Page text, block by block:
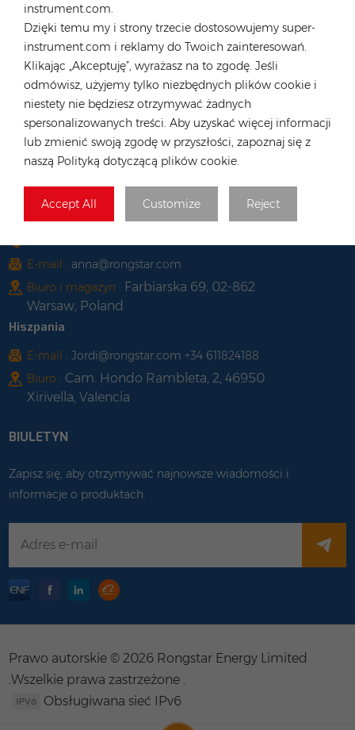
instrument.com.
Dzięki temu my i strony trzecie dostosowujemy super-
instrument.com i reklamy do Twoich zainteresowań.
Klikając „Akceptuję”, wyrażasz na to zgodę. Jeśli
odmówisz, użyjemy tylko niezbędnych plików cookie i
niestety nie będziesz otrzymywać żadnych
spersonalizowanych treści. Aby uzyskać więcej informacji
lub zmienić swoją zgodę w przyszłości, zapoznaj się z
naszą Polityką dotyczącą plików cookie.
Accept All Customize Reject
Biuro i magazyn :
Long, Hong Kong
Wietnam
Tel :+84 522 038 896
E-mail :vn@rongstar.com
Biuro :102 Phung Van Cung Street,Ward 7,
Phu Nhuan District, HoChi
263 Go O Moi, Phu Thuan, District
7, Ho Chi Minh City, Vietnam
Polska
E-mail : anna@rongstar.com
Biuro i magazyn : Farbiarska 69, 02-862
Warsaw, Poland
Hiszpania
E-mail : Jordi@rongstar.com +34 611824188
Biuro : Cam. Hondo Rambleta, 2, 46950
Xirivella, Valencia
BIULETYN
Zapisz się, aby otrzymywać najnowsze wiadomości i
informacje o produktach.
Prawo autorskie © 2026 Rongstar Energy Limited
.Wszelkie prawa zastrzeżone .
Obsługiwana sieć IPv6